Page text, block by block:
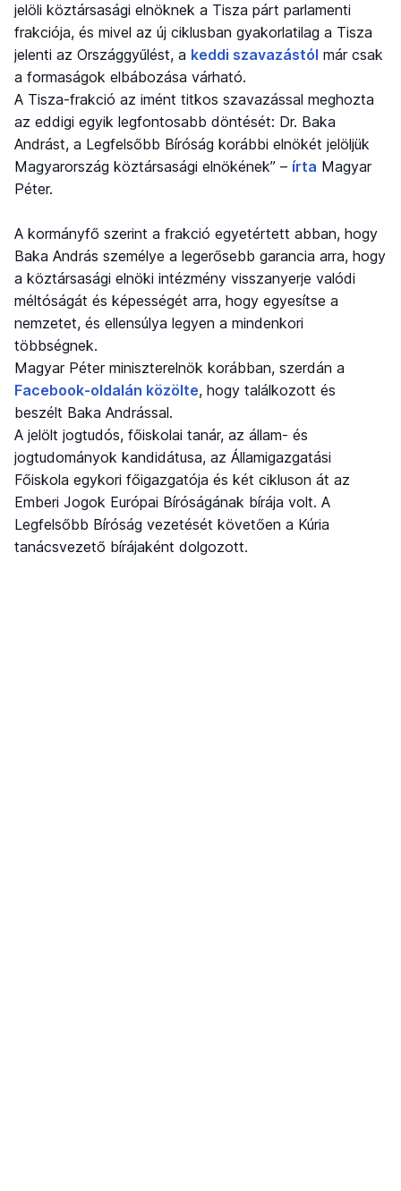
jelöli köztársasági elnöknek a Tisza párt parlamenti
frakciója, és mivel az új ciklusban gyakorlatilag a Tisza
jelenti az Országgyűlést, a keddi szavazástól már csak
a formaságok elbábozása várható.
A Tisza-frakció az imént titkos szavazással meghozta
az eddigi egyik legfontosabb döntését: Dr. Baka
Andrást, a Legfelsőbb Bíróság korábbi elnökét jelöljük
Magyarország köztársasági elnökének” – írta Magyar
Péter.
A kormányfő szerint a frakció egyetértett abban, hogy
Baka András személye a legerősebb garancia arra, hogy
a köztársasági elnöki intézmény visszanyerje valódi
méltóságát és képességét arra, hogy egyesítse a
nemzetet, és ellensúlya legyen a mindenkori
többségnek.
Magyar Péter miniszterelnök korábban, szerdán a
Facebook-oldalán közölte, hogy találkozott és
beszélt Baka Andrással.
A jelölt jogtudós, főiskolai tanár, az állam- és
jogtudományok kandidátusa, az Államigazgatási
Főiskola egykori főigazgatója és két cikluson át az
Emberi Jogok Európai Bíróságának bírája volt. A
Legfelsőbb Bíróság vezetését követően a Kúria
tanácsvezető bírájaként dolgozott.